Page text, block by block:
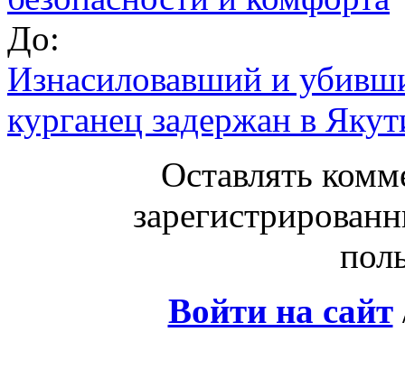
До:
Изнасиловавший и
курганец задержан в
Оставлять
Войти на сайт